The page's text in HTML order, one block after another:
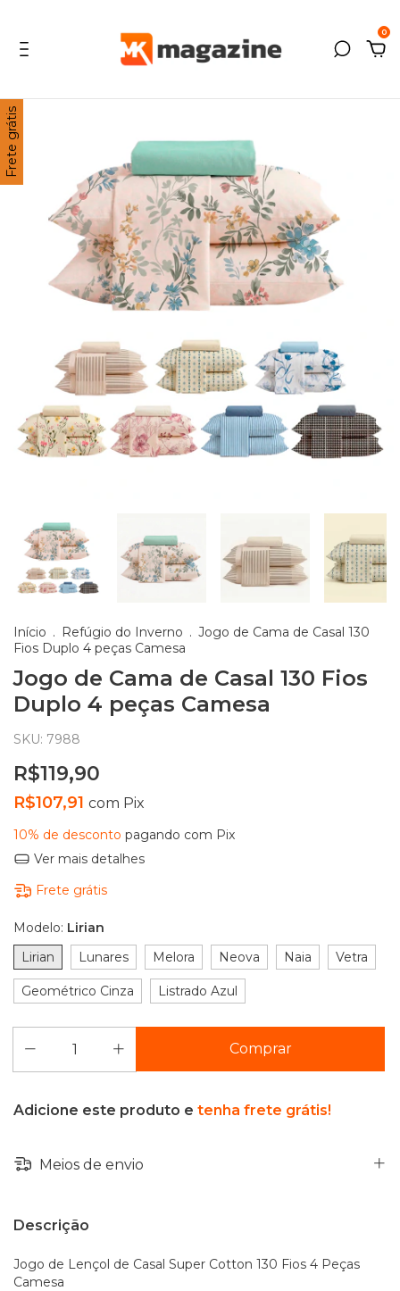
0
Frete grátis
Início . Refúgio do Inverno . Jogo de Cama de Casal 130
Fios Duplo 4 peças Camesa
Jogo de Cama de Casal 130 Fios
Duplo 4 peças Camesa
SKU: 7988
R$119,90
R$107,91 com Pix
10% de desconto pagando com Pix
Ver mais detalhes
Frete grátis
Modelo: Lirian
Lirian
Lunares Melora Neova Naia Vetra
Geométrico Cinza Listrado Azul
Adicione este produto e tenha frete grátis!
Meios de envio
Descrição
Jogo de Lençol de Casal Super Cotton 130 Fios 4 Peças
Camesa